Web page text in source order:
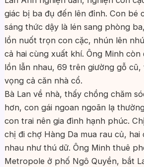
giác bị ba đụ đến lên đỉnh. Con bé
sáng thức dậy là lén sang phòng
lồn nuốt trọn con cặc, nhún lên
cả hai cùng xuất khí. Ông Minh còn
lồn lẫn nhau, 69 trên giường gỗ
vọng cả căn nhà cổ.
Bà Lan về nhà, thấy chồng chăm
hơn, con gái ngoan ngoãn lạ
con trai nên gia đình hạnh phúc.
chị đi chợ Hàng Da mua rau củ, hai
nhau như thú dữ. Ông Minh thuê
Metropole ở phố Ngô Quyền, bắt